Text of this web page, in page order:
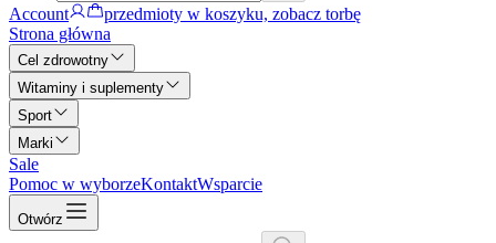
Account
przedmioty w koszyku, zobacz torbę
Strona główna
Cel zdrowotny
Witaminy i suplementy
Sport
Marki
Sale
Pomoc w wyborzeKontaktWsparcie
Otwórz